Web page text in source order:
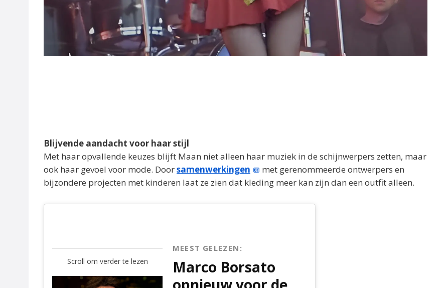
Blijvende aandacht voor haar stijl
Met haar opvallende keuzes blijft Maan niet alleen haar muziek in de schijnwerpers zetten, maar
ook haar gevoel voor mode. Doorsamenwerkingen
met gerenommeerde ontwerpers en
bijzondere projecten met kinderen laat ze zien dat kleding meer kan zijn dan een outfit alleen.
Scroll om verder te lezen
MEEST GELEZEN:
Marco Borsato